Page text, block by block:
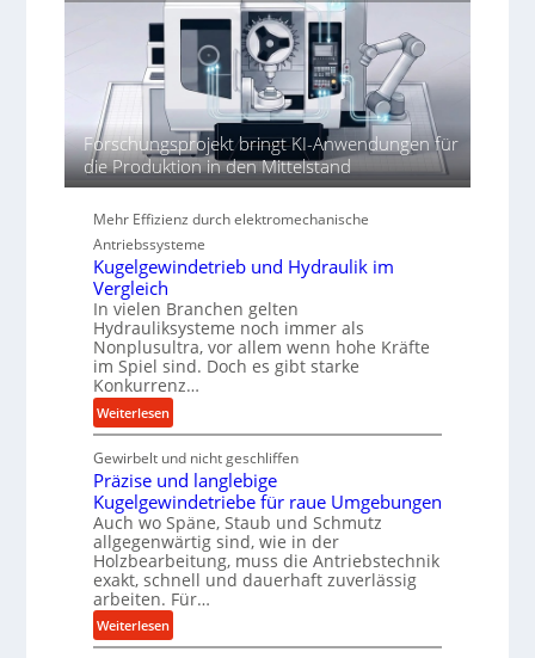
h
r
h
d
i
e
P
r
f
o
r
m
a
n
c
e
b
e
i
m
D
r
ü
c
k
Forschungsprojekt bringt KI-Anwendungen für
die Produktion in den Mittelstand
Mehr Effizienz durch elektromechanische
Antriebssysteme
Kugelgewindetrieb und Hydraulik im
Vergleich
In vielen Branchen gelten
Hydrauliksysteme noch immer als
Nonplusultra, vor allem wenn hohe Kräfte
im Spiel sind. Doch es gibt starke
Konkurrenz…
Weiterlesen:
K
u
g
e
l
g
e
w
i
n
Gewirbelt und nicht geschliffen
Präzise und langlebige
Kugelgewindetriebe für raue Umgebungen
Auch wo Späne, Staub und Schmutz
allgegenwärtig sind, wie in der
Holzbearbeitung, muss die Antriebstechnik
exakt, schnell und dauerhaft zuverlässig
arbeiten. Für…
Weiterlesen:
P